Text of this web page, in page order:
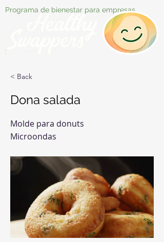
Programa de bienestar para empresas
< Back
Dona salada
Molde para donuts
Microondas